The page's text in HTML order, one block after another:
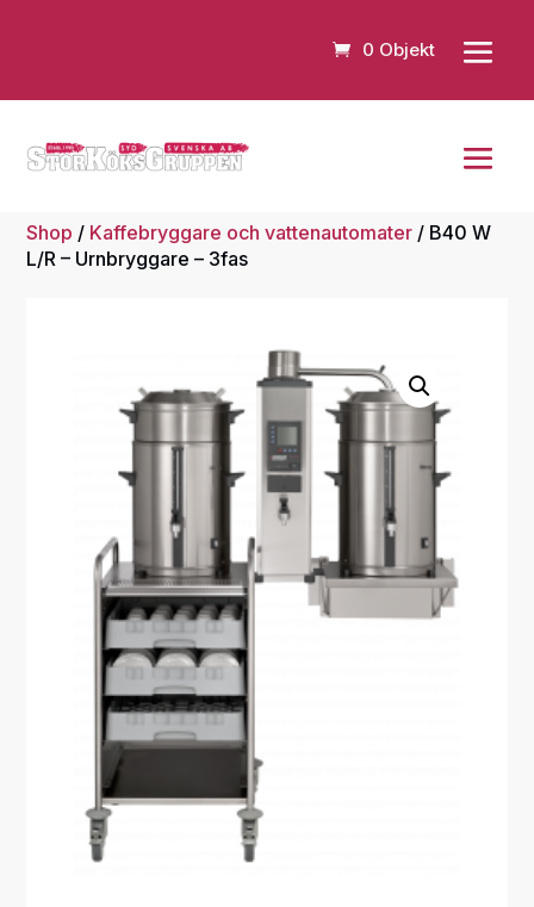
0 Objekt
Shop / Kaffebryggare och vattenautomater / B40 W
L/R – Urnbryggare – 3fas